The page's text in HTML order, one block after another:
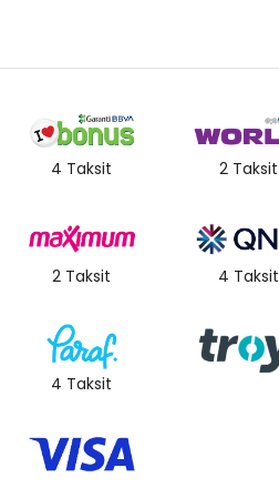
4 Taksit 2 Taksit
2 Taksit 4 Taksit
4 Taksit